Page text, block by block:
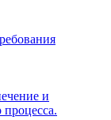
и
процесса.